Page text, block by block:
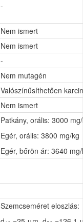
-
Nem ismert
Nem ismert
-
Nem mutagén
Valószínűsíthetően
Nem ismert
Patkány, orális: 3000
Egér, orális: 3800 mg/kg
Egér, bőrön ár: 3640
Szemcseméret eloszlás: